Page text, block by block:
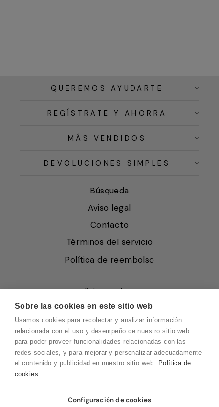
Sobre las cookies en este sitio web
Usamos cookies para recolectar y analizar información
relacionada con el uso y desempeño de nuestro sitio web
para poder proveer funcionalidades relacionadas con las
redes sociales, y para mejorar y personalizar adecuadamente
el contenido y publicidad en nuestro sitio web. Política de
cookies
Configuración de cookies
QUEREMOS AYUDARTE
REGÍSTRATE Y AHORRA
MÁS VENDIDOS
DEVOLUCIONES SIMPLES
Búsqueda
Aviso legal
Contacto
Términos del servicio
Política de reembolso
Condiciones de Venta
Quiénes somos
Política de Cookies
Protección de Datos
Blog EN
Blog DE
Vuelvo en un momento. Recuerda que
nuestro horario de atención al cliente es de